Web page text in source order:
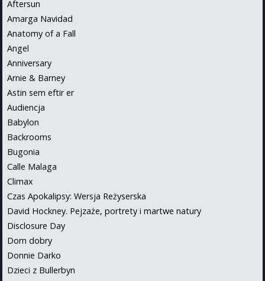
Aftersun
Amarga Navidad
Anatomy of a Fall
Angel
Anniversary
Arnie & Barney
Astin sem eftir er
Audiencja
Babylon
Backrooms
Bugonia
Calle Malaga
Climax
Czas Apokalipsy: Wersja Reżyserska
David Hockney. Pejzaże, portrety i martwe natury
Disclosure Day
Dom dobry
Donnie Darko
Dzieci z Bullerbyn